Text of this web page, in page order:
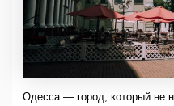
Одесса — город, который не